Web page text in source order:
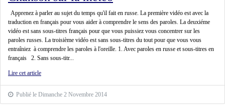
Apprenez à parler au sujet du temps qu'il fait en russe. La première vidéo est avec la
traduction en français pour vous aider à comprendre le sens des paroles. La deuxiéme
vidéo est sans sous-titres français pour que vous puissiez vous concentrer sur les
paroles russes. La troisième vidéo est sans sous-titres du tout pour que vous vous
entraîniez à comprendre les paroles à l'oreille. 1. Avec paroles en russe et sous-titres en
français 2. Sans sous-titr...
Lire cet article
Publié le Dimanche 2 Novembre 2014